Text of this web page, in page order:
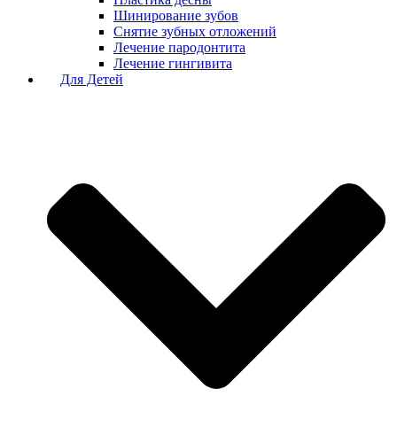
Шинирование зубов
Снятие зубных отложений
Лечение пародонтита
Лечение гингивита
Для Детей